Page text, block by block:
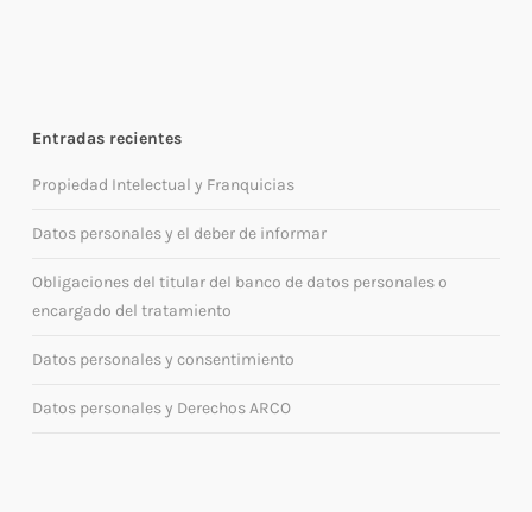
Entradas recientes
Propiedad Intelectual y Franquicias
Datos personales y el deber de informar
Obligaciones del titular del banco de datos personales o
encargado del tratamiento
Datos personales y consentimiento
Datos personales y Derechos ARCO